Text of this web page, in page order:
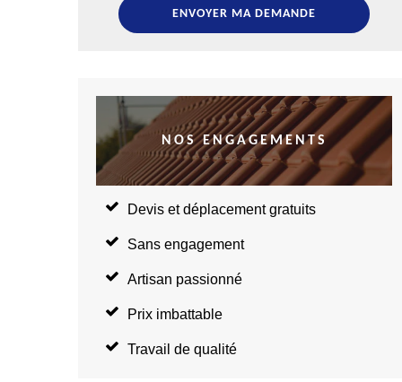
NOS ENGAGEMENTS
Devis et déplacement gratuits
Sans engagement
Artisan passionné
Prix imbattable
Travail de qualité